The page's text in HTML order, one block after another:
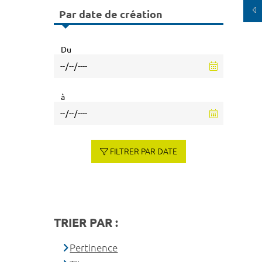
Par date de création
Du
à
FILTRER PAR DATE
TRIER PAR :
Pertinence